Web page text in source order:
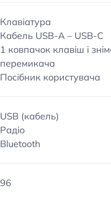
Клавіатура
Кабель USB-A – USB-C
1 ковпачок клавіш і
перемикача
Посібник користувача
USB (кабель)
Радіо
Bluetooth
96